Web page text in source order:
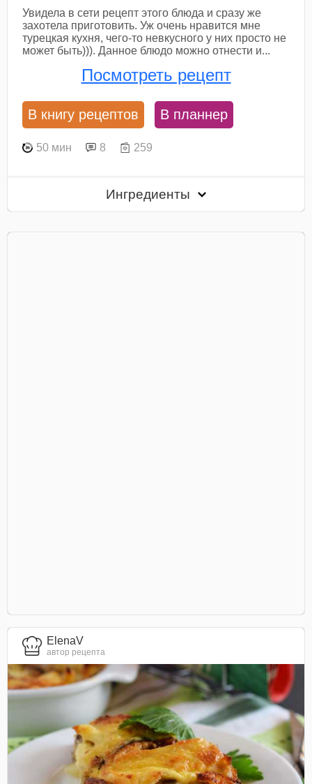
Увидела в сети рецепт этого блюда и сразу же
захотела приготовить. Уж очень нравится мне
турецкая кухня, чего-то невкусного у них просто не
может быть))). Данное блюдо можно отнести и...
Посмотреть рецепт
В книгу рецептов В планнер
50 мин 8 259
Ингредиенты
ElenaV
автор рецепта